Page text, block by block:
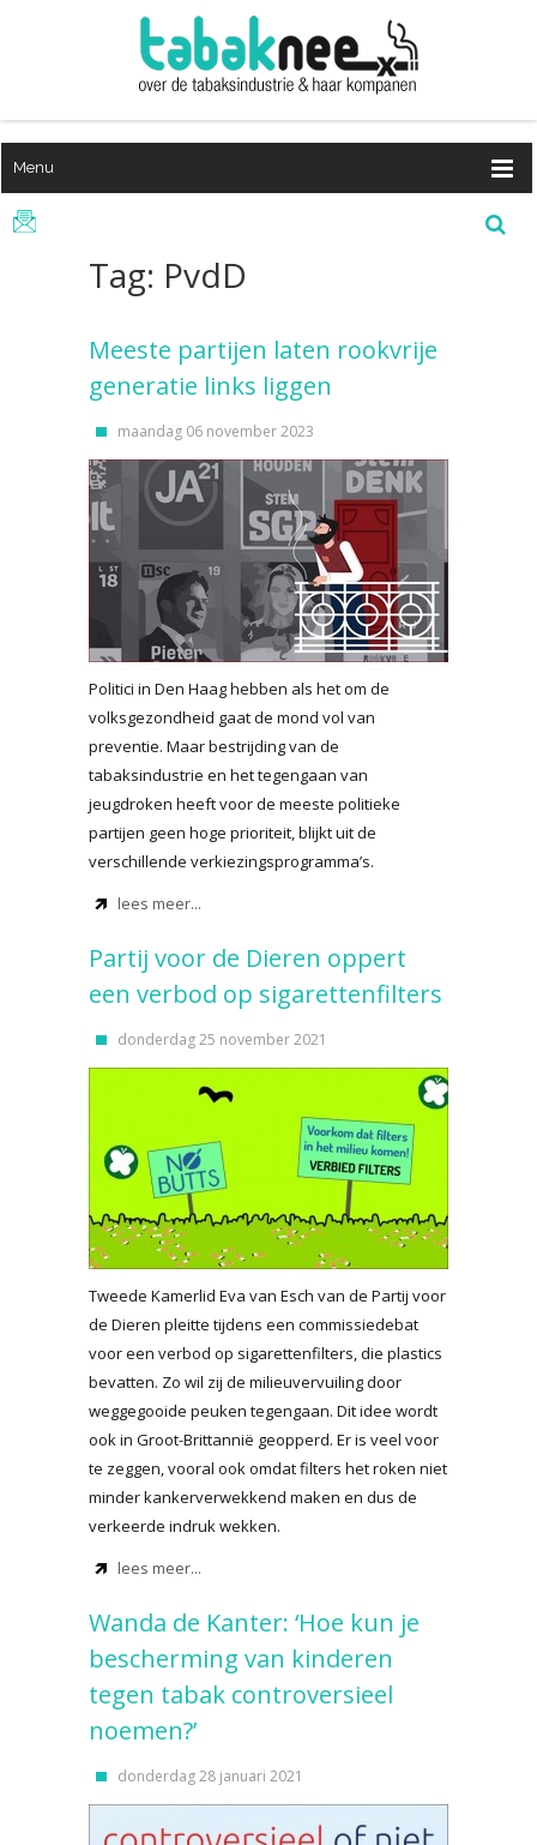
Menu
Tag: PvdD
Meeste partijen laten rookvrije
generatie links liggen
maandag 06 november 2023
Politici in Den Haag hebben als het om de
volksgezondheid gaat de mond vol van
preventie. Maar bestrijding van de
tabaksindustrie en het tegengaan van
jeugdroken heeft voor de meeste politieke
partijen geen hoge prioriteit, blijkt uit de
verschillende verkiezingsprogramma’s.
lees meer...
Partij voor de Dieren oppert
een verbod op sigarettenfilters
donderdag 25 november 2021
Tweede Kamerlid Eva van Esch van de Partij voor
de Dieren pleitte tijdens een commissiedebat
voor een verbod op sigarettenfilters, die plastics
bevatten. Zo wil zij de milieuvervuiling door
weggegooide peuken tegengaan. Dit idee wordt
ook in Groot-Brittannië geopperd. Er is veel voor
te zeggen, vooral ook omdat filters het roken niet
minder kankerverwekkend maken en dus de
verkeerde indruk wekken.
lees meer...
Wanda de Kanter: ‘Hoe kun je
bescherming van kinderen
tegen tabak controversieel
noemen?’
donderdag 28 januari 2021